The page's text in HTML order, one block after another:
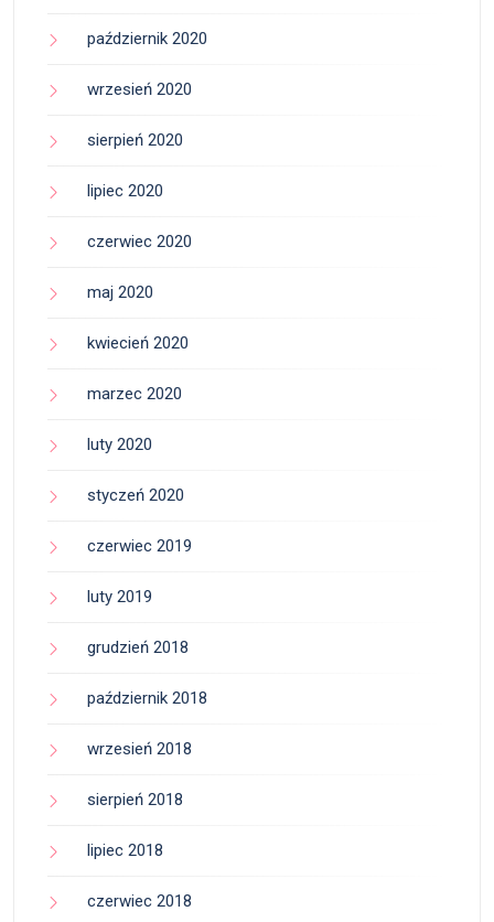
październik 2020
wrzesień 2020
sierpień 2020
lipiec 2020
czerwiec 2020
maj 2020
kwiecień 2020
marzec 2020
luty 2020
styczeń 2020
czerwiec 2019
luty 2019
grudzień 2018
październik 2018
wrzesień 2018
sierpień 2018
lipiec 2018
czerwiec 2018